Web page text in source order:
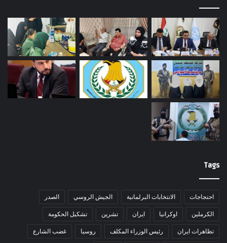
Tags
احتجاجات الانتخابات البرلمانية الجيش الروسي الصدر
الكرملين اوكرانيا ايران تشرين تشكيل الحكومة
تظاهرات ايران رئيس الوزراء المكلف روسيا غضب الشارع